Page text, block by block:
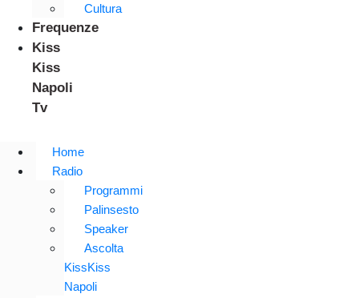
Cultura
Frequenze
Kiss
Kiss
Napoli
Tv
Home
Radio
Programmi
Palinsesto
Speaker
Ascolta
KissKiss
Napoli